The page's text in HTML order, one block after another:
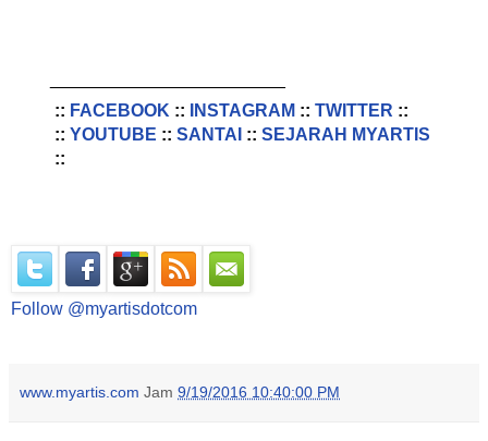
:: FACEBOOK :: INSTAGRAM :: TWITTER ::
:: YOUTUBE :: SANTAI :: SEJARAH MYARTIS
::
Follow @myartisdotcom
www.myartis.com Jam 9/19/2016 10:40:00 PM